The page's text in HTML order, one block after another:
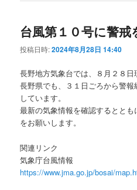
台風第１０号に警戒
投稿日時:2024年8月28日 14:40
長野地方気象台では、８月２８日
長野県でも、３１日ごろから警
しています。
最新の気象情報を確認するとと
をお願いします。
関連リンク
気象庁台風情報
https://www.jma.go.jp/bosai/